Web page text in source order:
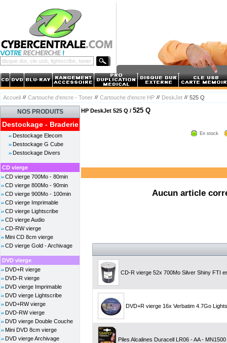
Accueil Cartouche d'encre - Toner Cartouche d'encre HP DeskJet 525 Q
NOS PRODUITS
Destockage - Braderie
Destockage Elecom
Destockage G Cube
Destockage Divers
CD vierge
CD vierge 700Mo - 80min
CD vierge 800Mo - 90min
CD vierge 900Mo - 100min
CD vierge Imprimable
CD vierge Lightscribe
CD vierge Audio
CD-RW vierge
Mini CD 8cm vierge
CD vierge Gold - Archivage
DVD vierge
DVD+R vierge
DVD-R vierge
DVD vierge Imprimable
DVD vierge Lightscribe
DVD+RW vierge
DVD-RW vierge
DVD vierge Double Couche
Mini DVD 8cm vierge
DVD vierge Archivage
HP DeskJet 525 Q / 525 Q
En stock
Aucun article
CD-R vierge 52x 700Mo Silver Shiny FTI
DVD+R vierge 16x Verbatim 4.7Go
Piles Alcalines Duracell LR06 - AA -